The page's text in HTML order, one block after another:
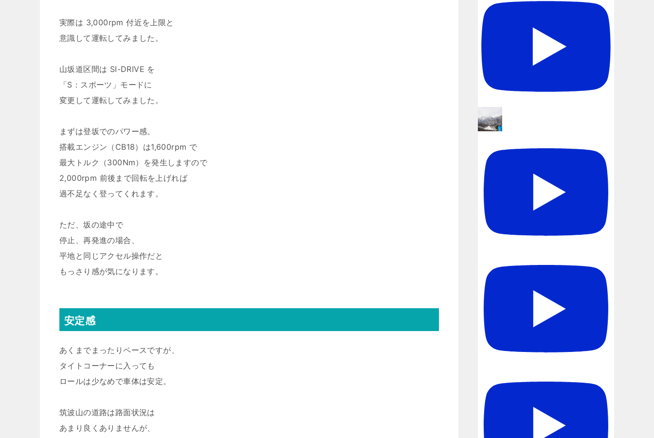
実際は 3,000rpm 付近を上限と
意識して運転してみました。
山坂道区間は SI-DRIVE を
「S：スポーツ」モードに
変更して運転してみました。
まずは登坂でのパワー感。
搭載エンジン（CB18）は1,600rpm で
最大トルク（300Nm）を発生しますので
2,000rpm 前後まで回転を上げれば
過不足なく登ってくれます。
ただ、坂の途中で
停止、再発進の場合、
平地と同じアクセル操作だと
もっさり感が気になります。
安定感
あくまでまったりペースですが、
タイトコーナーに入っても
ロールは少なめで車体は安定。
筑波山の道路は路面状況は
あまり良くありませんが、